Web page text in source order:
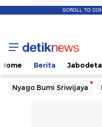
SCROLL TO
Home Berita
Nyago Bumi Sriwijaya